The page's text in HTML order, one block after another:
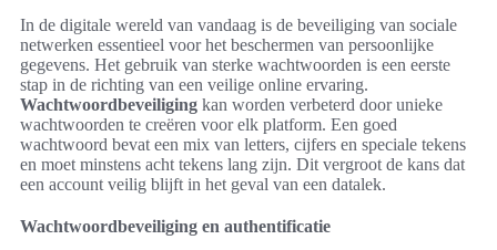
In de digitale wereld van vandaag is de beveiliging van sociale
netwerken essentieel voor het beschermen van persoonlijke
gegevens. Het gebruik van sterke wachtwoorden is een eerste
stap in de richting van een veilige online ervaring.
Wachtwoordbeveiliging kan worden verbeterd door unieke
wachtwoorden te creëren voor elk platform. Een goed
wachtwoord bevat een mix van letters, cijfers en speciale tekens
en moet minstens acht tekens lang zijn. Dit vergroot de kans dat
een account veilig blijft in het geval van een datalek.
Wachtwoordbeveiliging en authentificatie